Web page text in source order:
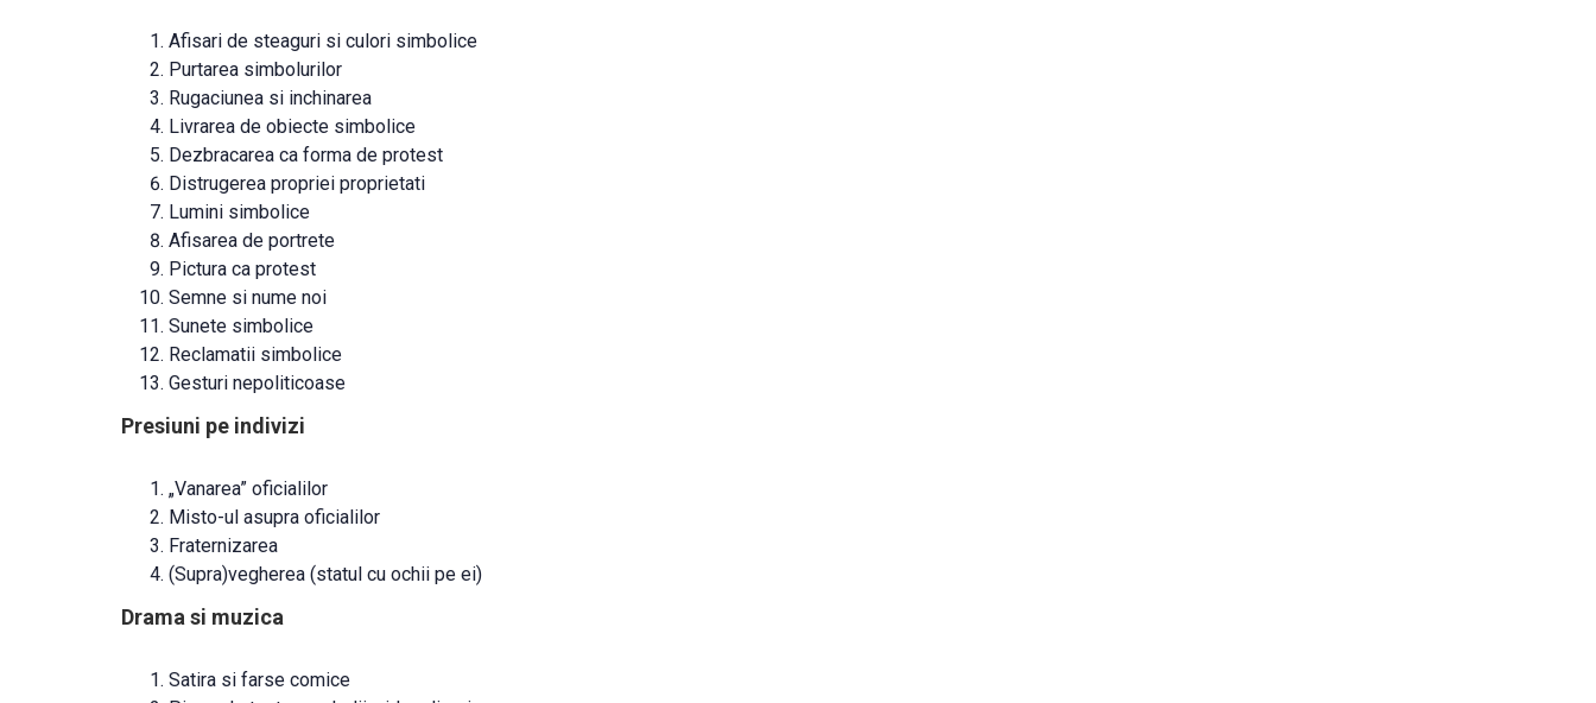
Afisari de steaguri si culori simbolice
Purtarea simbolurilor
Rugaciunea si inchinarea
Livrarea de obiecte simbolice
Dezbracarea ca forma de protest
Distrugerea propriei proprietati
Lumini simbolice
Afisarea de portrete
Pictura ca protest
Semne si nume noi
Sunete simbolice
Reclamatii simbolice
Gesturi nepoliticoase
Presiuni pe indivizi
„Vanarea” oficialilor
Misto-ul asupra oficialilor
Fraternizarea
(Supra)vegherea (statul cu ochii pe ei)
Drama si muzica
Satira si farse comice